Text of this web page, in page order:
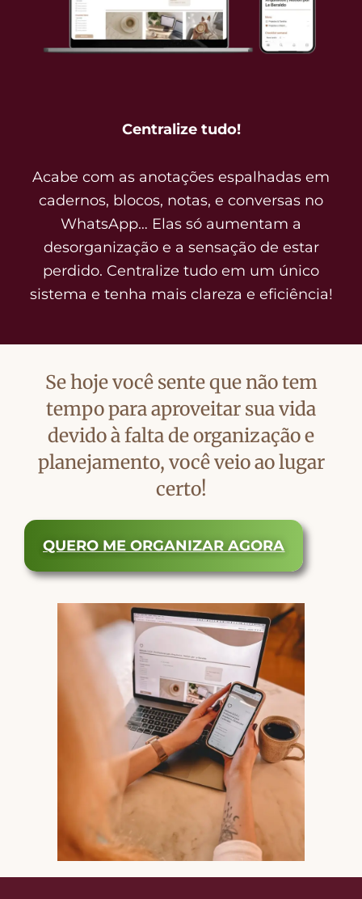
Centralize tudo!
Acabe com as anotações espalhadas em
cadernos, blocos, notas, e conversas no
WhatsApp… Elas só aumentam a
desorganização e a sensação de estar
perdido. Centralize tudo em um único
sistema e tenha mais clareza e eficiência!
Se hoje você sente que não tem
tempo para aproveitar sua vida
devido à falta de organização e
planejamento, você veio ao lugar
certo!
QUERO ME ORGANIZAR AGORA